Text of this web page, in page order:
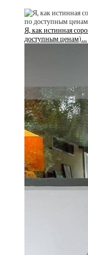
Я, как истинная
доступным ценам)…